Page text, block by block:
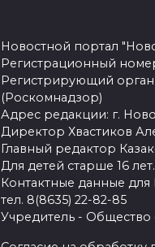
Новостной портал
Регистрационный
Регистрирующий
(Роскомнадзор)
Адрес редакции: г.
Директор Хвастиков
Главный редактор
Для детей старше 16 лет.
Контактные данные
тел. 8(8635) 22-82-85
Учредитель - Общество